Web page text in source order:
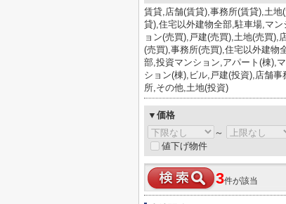
賃貸,店舗(賃貸),事務所(賃貸),土地
貸),住宅以外建物全部,駐車場,マン
ョン(売買),戸建(売買),土地(売買),
(売買),事務所(売買),住宅以外建物
部,投資マンション,アパート(棟),
ション(棟),ビル,戸建(投資),店舗事
所,その他,土地(投資)
▼価格
～
値下げ物件
3件が該当